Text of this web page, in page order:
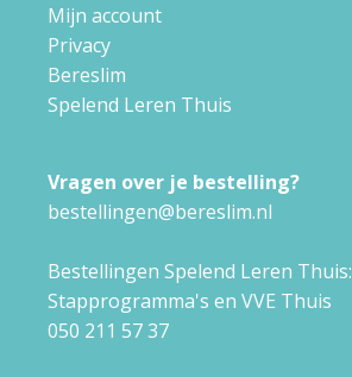
Mijn account
Privacy
Bereslim
Spelend Leren Thuis
Vragen over je bestelling?
bestellingen@bereslim.nl
Bestellingen Spelend Leren Thuis:
Stapprogramma's en VVE Thuis
050 211 57 37